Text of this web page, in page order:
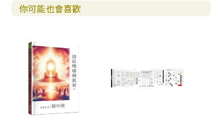
你可能也會喜歡